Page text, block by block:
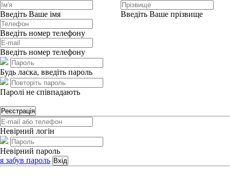
Введіть Ваше імя Введіть Ваше прізвище
Введіть номер телефону
Введіть номер телефону
Будь ласка, введіть пароль
Паролі не співпадають
Реєстрація
Невірний логін
Невірний пароль
я забув пароль Вхід